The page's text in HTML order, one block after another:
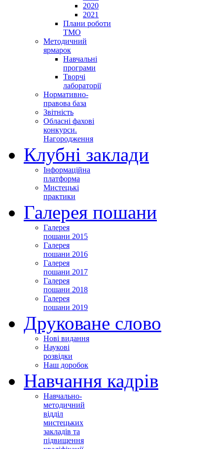
2020
2021
Плани роботи
ТМО
Методичний
ярмарок
Навчальні
програми
Творчі
лабораторії
Нормативно-
правова база
Звітність
Обласні фахові
конкурси.
Нагородження
Клубні заклади
Інформаційна
платформа
Мистецькі
практики
Галерея пошани
Галерея
пошани 2015
Галерея
пошани 2016
Галерея
пошани 2017
Галерея
пошани 2018
Галерея
пошани 2019
Друковане слово
Нові видання
Наукові
розвідки
Наш доробок
Навчання кадрів
Навчально-
методичний
відділ
мистецьких
закладів та
підвищення